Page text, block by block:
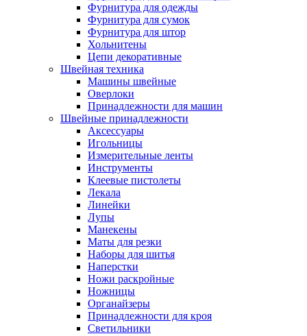
Фурнитура для одежды
Фурнитура для сумок
Фурнитура для штор
Хольнитены
Цепи декоративные
Швейная техника
Машины швейные
Оверлоки
Принадлежности для машин
Швейные принадлежности
Аксессуары
Игольницы
Измерительные ленты
Инструменты
Клеевые пистолеты
Лекала
Линейки
Лупы
Манекены
Маты для резки
Наборы для шитья
Наперстки
Ножи раскройные
Ножницы
Органайзеры
Принадлежности для кроя
Светильники